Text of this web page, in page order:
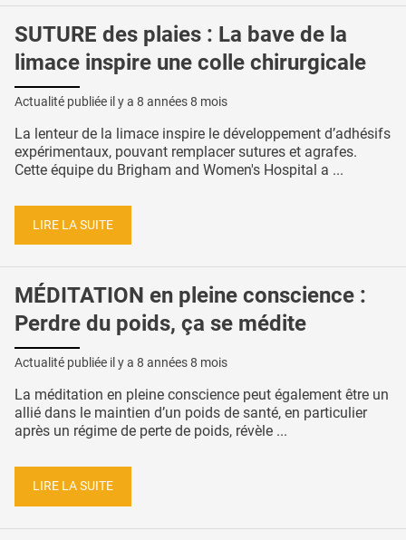
SUTURE des plaies : La bave de la
limace inspire une colle chirurgicale
Actualité publiée il y a 8 années 8 mois
La lenteur de la limace inspire le développement d’adhésifs
expérimentaux, pouvant remplacer sutures et agrafes.
Cette équipe du Brigham and Women's Hospital a ...
LIRE LA SUITE
MÉDITATION en pleine conscience :
Perdre du poids, ça se médite
Actualité publiée il y a 8 années 8 mois
La méditation en pleine conscience peut également être un
allié dans le maintien d’un poids de santé, en particulier
après un régime de perte de poids, révèle ...
LIRE LA SUITE